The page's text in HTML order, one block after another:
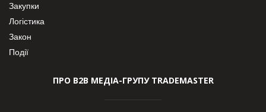
Закупки
Логістика
Закон
Події
ПРО В2В МЕДІА-ГРУПУ TRADEMASTER